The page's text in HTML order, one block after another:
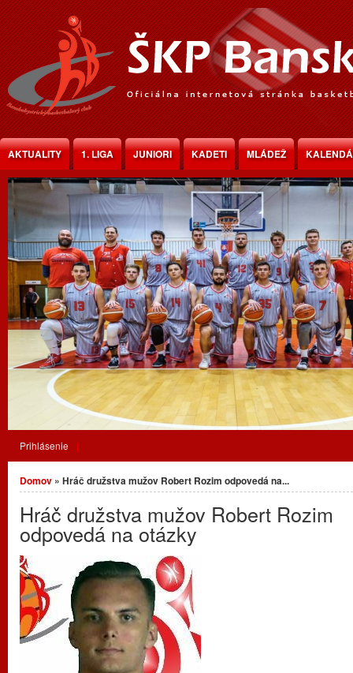
Jump to Content
AKTUALITY 1. LIGA JUNIORI KADETI MLÁDEŽ
Prihlásenie
Nachádzate sa tu
Domov » Hráč družstva mužov Robert Rozim odpovedá na...
Hráč družstva mužov Robert Rozim
odpovedá na otázky